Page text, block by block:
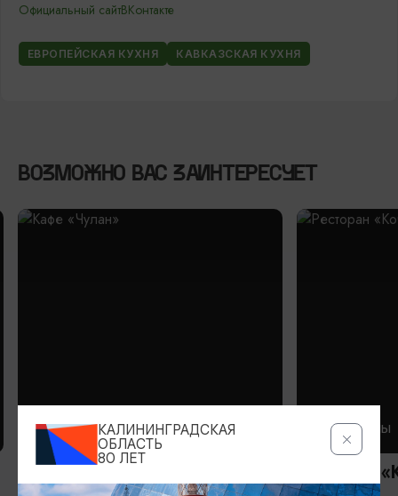
Официальный сайтВКонтакте
ЕВРОПЕЙСКАЯ КУХНЯ КАВКАЗСКАЯ КУХНЯ
ВОЗМОЖНО ВАС ЗАИНТЕРЕСУЕТ
КАФЕ
Кафе «Чулан»
РЕСТОРАНЫ
Ресторан
КАЛИНИНГРАДСКАЯ
ОБЛАСТЬ
80 ЛЕТ